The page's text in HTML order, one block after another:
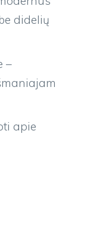
didelių
–
apie